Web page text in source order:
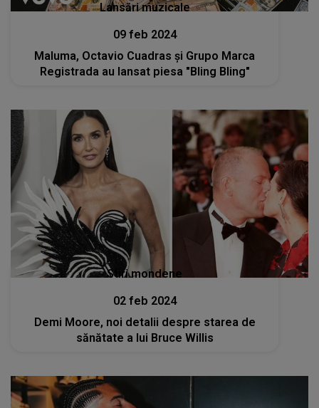
Lansări muzicale
09 feb 2024
Maluma, Octavio Cuadras și Grupo Marca
Registrada au lansat piesa "Bling Bling"
Stiri mondene
02 feb 2024
Demi Moore, noi detalii despre starea de
sănătate a lui Bruce Willis